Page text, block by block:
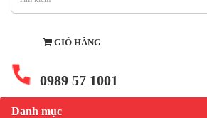
GIỎ HÀNG
0989 57 1001
Danh mục